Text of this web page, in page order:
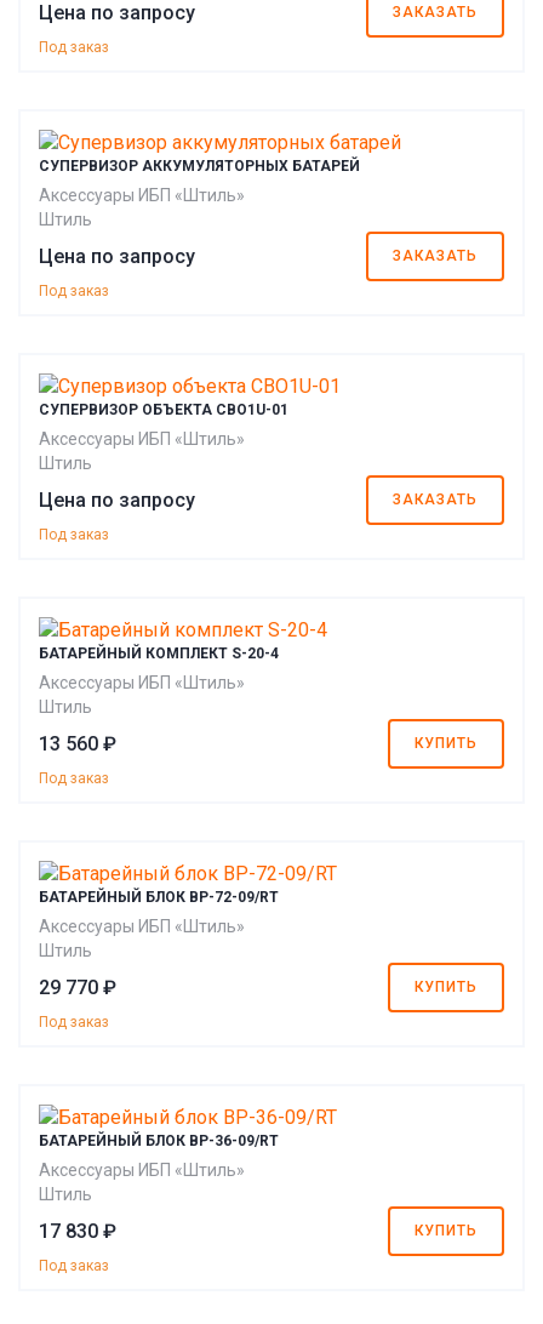
Цена по запросу ЗАКАЗАТЬ
Под заказ
СУПЕРВИЗОР АККУМУЛЯТОРНЫХ БАТАРЕЙ
Аксессуары ИБП «Штиль»
Штиль
Цена по запросу ЗАКАЗАТЬ
Под заказ
СУПЕРВИЗОР ОБЪЕКТА СВО1U-01
Аксессуары ИБП «Штиль»
Штиль
Цена по запросу ЗАКАЗАТЬ
Под заказ
БАТАРЕЙНЫЙ КОМПЛЕКТ S-20-4
Аксессуары ИБП «Штиль»
Штиль
13 560 ₽ КУПИТЬ
Под заказ
БАТАРЕЙНЫЙ БЛОК BP-72-09/RT
Аксессуары ИБП «Штиль»
Штиль
29 770 ₽ КУПИТЬ
Под заказ
БАТАРЕЙНЫЙ БЛОК BP-36-09/RT
Аксессуары ИБП «Штиль»
Штиль
17 830 ₽ КУПИТЬ
Под заказ